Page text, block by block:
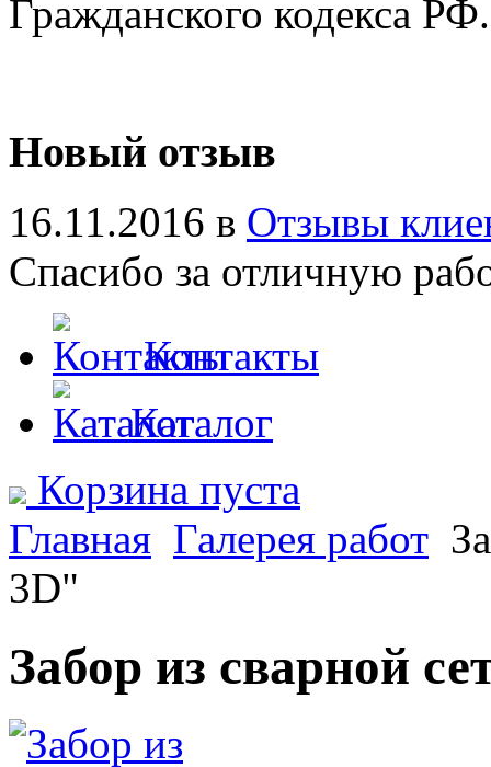
Гражданского кодекса РФ.
Новый отзыв
16.11.2016 в Отзывы
Спасибо за отличную
Контакты
Каталог
Корзина пуста
Главная Галерея работ
3D"
Забор из сварной